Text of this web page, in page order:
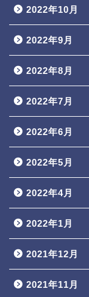
2022年10月
2022年9月
2022年8月
2022年7月
2022年6月
2022年5月
2022年4月
2022年1月
2021年12月
2021年11月